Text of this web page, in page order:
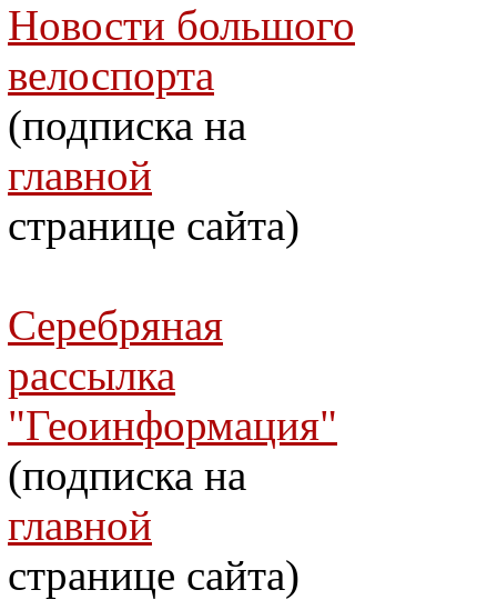
Новости большого
велоспорта
(подписка на
главной
странице сайта)
Серебряная
рассылка
"Геоинформация"
(подписка на
главной
странице сайта)